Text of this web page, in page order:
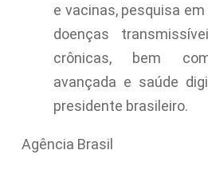
e vacinas, pesquisa
doenças
crônicas, bem
avançada e saúde
presidente brasileiro.
Agência Brasil